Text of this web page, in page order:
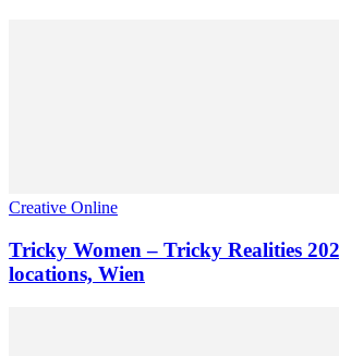
Creative Online
Tricky Women – Tricky Realities
locations, Wien